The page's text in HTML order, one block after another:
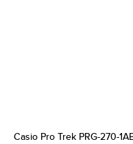
Casio Pro Trek PRG-270-